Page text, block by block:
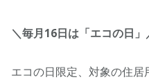
＼毎月16日は「エコの日」
エコの日限定、対象の住居